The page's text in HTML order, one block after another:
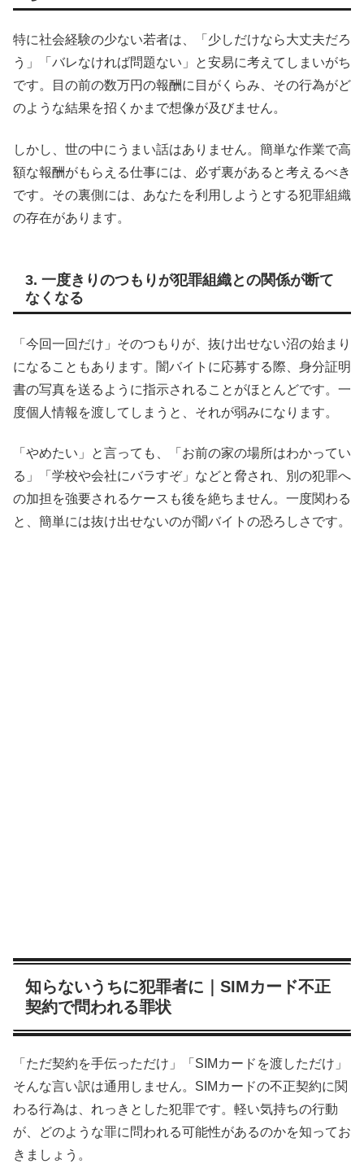
特に社会経験の少ない若者は、「少しだけなら大丈夫だろ
う」「バレなければ問題ない」と安易に考えてしまいがち
です。目の前の数万円の報酬に目がくらみ、その行為がど
のような結果を招くかまで想像が及びません。
しかし、世の中にうまい話はありません。簡単な作業で高
額な報酬がもらえる仕事には、必ず裏があると考えるべき
です。その裏側には、あなたを利用しようとする犯罪組織
の存在があります。
3. 一度きりのつもりが犯罪組織との関係が断て
なくなる
「今回一回だけ」そのつもりが、抜け出せない沼の始まり
になることもあります。闇バイトに応募する際、身分証明
書の写真を送るように指示されることがほとんどです。一
度個人情報を渡してしまうと、それが弱みになります。
「やめたい」と言っても、「お前の家の場所はわかってい
る」「学校や会社にバラすぞ」などと脅され、別の犯罪へ
の加担を強要されるケースも後を絶ちません。一度関わる
と、簡単には抜け出せないのが闇バイトの恐ろしさです。
知らないうちに犯罪者に｜SIMカード不正
契約で問われる罪状
「ただ契約を手伝っただけ」「SIMカードを渡しただけ」
そんな言い訳は通用しません。SIMカードの不正契約に関
わる行為は、れっきとした犯罪です。軽い気持ちの行動
が、どのような罪に問われる可能性があるのかを知ってお
きましょう。